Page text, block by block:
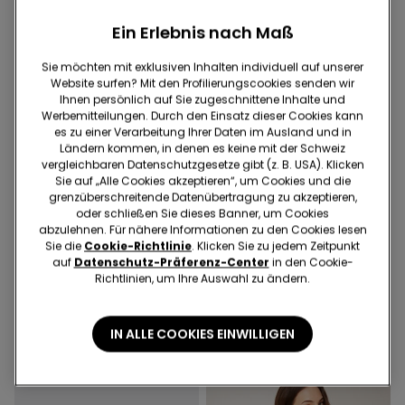
Cropped-Schlaghose aus
9.25 CHF-70%
Recyceltes Mikrofaser
4 Farben
Mikrofaser Full Coverage
25.95 CHF
Ein Erlebnis nach Maß
Sie möchten mit exklusiven Inhalten individuell auf unserer
Website surfen? Mit den Profilierungscookies senden wir
Ihnen persönlich auf Sie zugeschnittene Inhalte und
Werbemitteilungen. Durch den Einsatz dieser Cookies kann
es zu einer Verarbeitung Ihrer Daten im Ausland und in
Ländern kommen, in denen es keine mit der Schweiz
vergleichbaren Datenschutzgesetze gibt (z. B. USA). Klicken
Sie auf „Alle Cookies akzeptieren“, um Cookies und die
grenzüberschreitende Datenübertragung zu akzeptieren,
oder schließen Sie dieses Banner, um Cookies
abzulehnen. Für nähere Informationen zu den Cookies lesen
Sie die Cookie-Richtlinie. Klicken Sie zu jedem Zeitpunkt
auf Datenschutz-Präferenz-Center in den Cookie-
Richtlinien, um Ihre Auswahl zu ändern.
IN ALLE COOKIES EINWILLIGEN